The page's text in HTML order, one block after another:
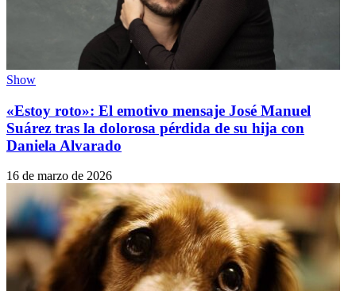
Show
«Estoy roto»: El emotivo mensaje José Manuel
Suárez tras la dolorosa pérdida de su hija con
Daniela Alvarado
16 de marzo de 2026